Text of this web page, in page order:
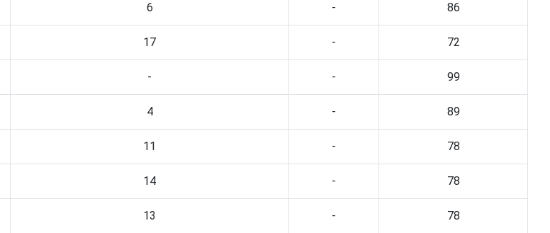
6 - 86
17 - 72
- - 99
4 - 89
11 - 78
14 - 78
13 - 78